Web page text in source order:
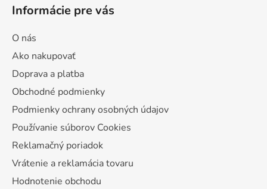
Informácie pre vás
O nás
Ako nakupovať
Doprava a platba
Obchodné podmienky
Podmienky ochrany osobných údajov
Používanie súborov Cookies
Reklamačný poriadok
Vrátenie a reklamácia tovaru
Hodnotenie obchodu